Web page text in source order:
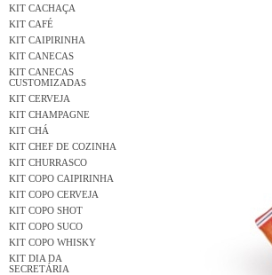
KIT CACHAÇA
KIT CAFÉ
KIT CAIPIRINHA
KIT CANECAS
KIT CANECAS
CUSTOMIZADAS
KIT CERVEJA
KIT CHAMPAGNE
KIT CHÁ
KIT CHEF DE COZINHA
KIT CHURRASCO
KIT COPO CAIPIRINHA
KIT COPO CERVEJA
KIT COPO SHOT
KIT COPO SUCO
KIT COPO WHISKY
KIT DIA DA
SECRETÁRIA